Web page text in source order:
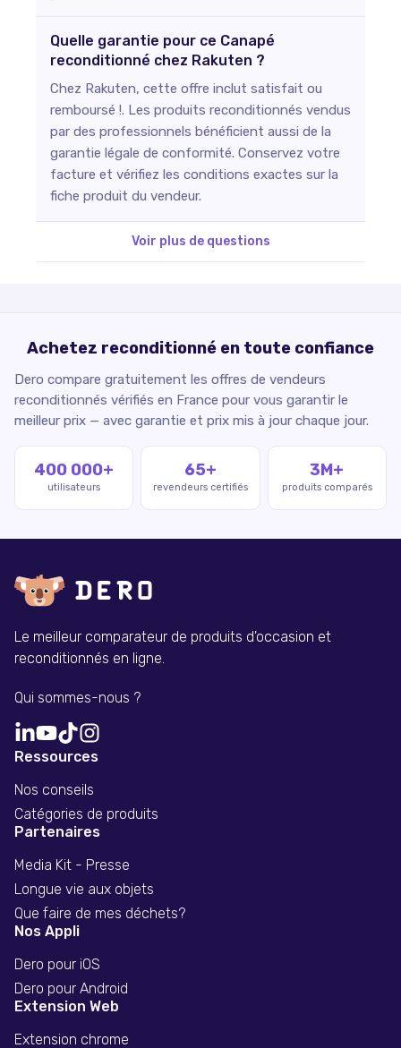
Quelle garantie pour ce Canapé
reconditionné chez Rakuten ?
Chez Rakuten, cette offre inclut satisfait ou
remboursé !. Les produits reconditionnés vendus
par des professionnels bénéficient aussi de la
garantie légale de conformité. Conservez votre
facture et vérifiez les conditions exactes sur la
fiche produit du vendeur.
Voir plus de questions
Achetez reconditionné en toute confiance
Dero compare gratuitement les offres de vendeurs
reconditionnés vérifiés en France pour vous garantir le
meilleur prix — avec garantie et prix mis à jour chaque jour.
400 000+
utilisateurs
65+
revendeurs certifiés
3M+
produits comparés
Le meilleur comparateur de produits d'occasion et
reconditionnés en ligne.
Qui sommes-nous ?
Ressources
Nos conseils
Catégories de produits
Partenaires
Media Kit - Presse
Longue vie aux objets
Que faire de mes déchets?
Nos Appli
Dero pour iOS
Dero pour Android
Extension Web
Extension chrome